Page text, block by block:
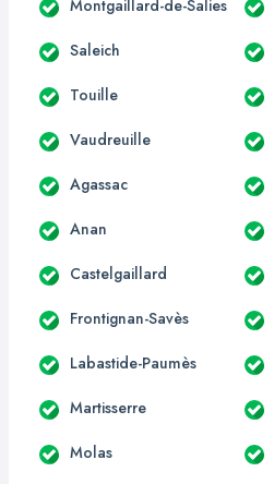
Montgaillard-de-Salies
Saleich
Touille
Vaudreuille
Agassac
Anan
Castelgaillard
Frontignan-Savès
Labastide-Paumès
Martisserre
Molas